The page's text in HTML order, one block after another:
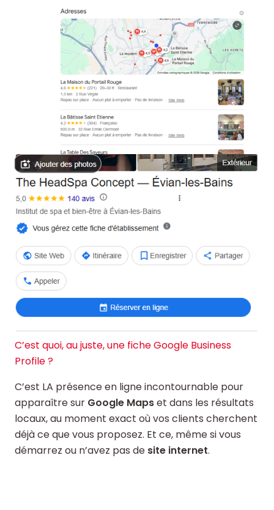
C’est quoi, au juste, une fiche Google Business
Profile ?
C’est LA présence en ligne incontournable pour
apparaître sur Google Mapset dans les résultats
locaux, au moment exact où vos clients cherchent
déjà ce que vous proposez. Et ce, même si vous
démarrez ou n’avez pas de site internet.